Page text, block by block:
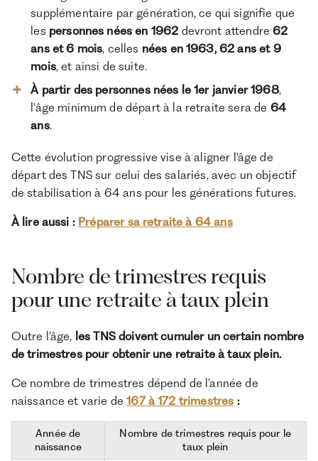
supplémentaire par génération, ce qui signifie que
les personnes nées en 1962 devront attendre62
ans et 6 mois, celles nées en 1963, 62 ans et 9
mois, et ainsi de suite.
À partir des personnes nées le 1er janvier 1968,
l'âge minimum de départ à la retraite sera de 64
ans.
Cette évolution progressive vise à aligner l'âge de
départ des TNS sur celui des salariés, avec un objectif
de stabilisation à 64 ans pour les générations futures.
À lire aussi : Préparer sa retraite à 64 ans
Nombre de trimestres requis
pour une retraite à taux plein
Outre l’âge, les TNS doivent cumuler un certain nombre
de trimestres pour obtenir une retraite à taux plein.
Ce nombre de trimestres dépend de l’année de
naissance et varie de167 à 172 trimestres :
Année de
naissance
Nombre de trimestres requis pour le
taux plein